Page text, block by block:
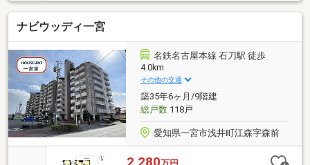
ナビウッディ一宮
名鉄名古屋本線 石刀駅 徒歩
4.0km
その他の交通
築35年6ヶ月/9階建
総戸数118戸
愛知県一宮市浅井町江森字森前
2,280